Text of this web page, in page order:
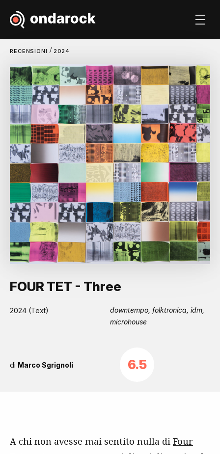
RECENSIONI / 2024
FOUR TET - Three
2024 (Text)
downtempo, folktronica, idm,
microhouse
di Marco Sgrignoli 6.5
A chi non avesse mai sentito nulla di Four